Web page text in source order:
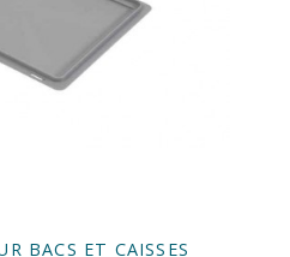
BACS ET CAISSES